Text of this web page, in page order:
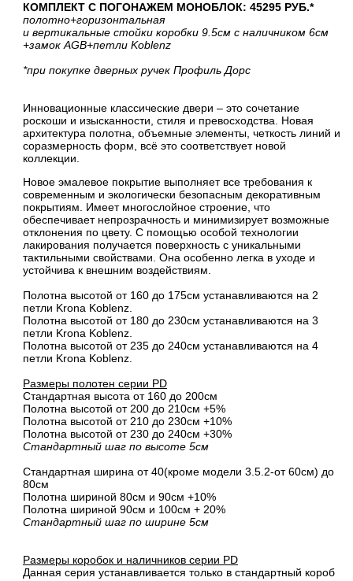
КОМПЛЕКТ С ПОГОНАЖЕМ МОНОБЛОК: 45295 РУБ.*
полотно+горизонтальная
и вертикальные стойки коробки 9.5см с наличником 6см
+замок AGB+петли Koblenz
*при покупке дверных ручек Профиль Дорс
Инновационные классические двери – это сочетание
роскоши и изысканности, стиля и превосходства. Новая
архитектура полотна, объемные элементы, четкость линий и
соразмерность форм, всё это соответствует новой
коллекции.
Новое эмалевое покрытие выполняет все требования к
современным и экологически безопасным декоративным
покрытиям. Имеет многослойное строение, что
обеспечивает непрозрачность и минимизирует возможные
отклонения по цвету. С помощью особой технологии
лакирования получается поверхность с уникальными
тактильными свойствами. Она особенно легка в уходе и
устойчива к внешним воздействиям.
Полотна высотой от 160 до 175см устанавливаются на 2
петли Krona Koblenz.
Полотна высотой от 180 до 230см устанавливаются на 3
петли Krona Koblenz.
Полотна высотой от 235 до 240см устанавливаются на 4
петли Krona Koblenz.
Размеры полотен серии PD
Стандартная высота от 160 до 200см
Полотна высотой от 200 до 210см +5%
Полотна высотой от 210 до 230см +10%
Полотна высотой от 230 до 240см +30%
Стандартный шаг по высоте 5см
Стандартная ширина от 40(кроме модели 3.5.2-от 60см) до
80см
Полотна шириной 80cм и 90cм +10%
Полотна шириной 90см и 100см + 20%
Стандартный шаг по ширине 5см
Размеры коробок и наличников серии PD
Данная серия устанавливается только в стандартный короб